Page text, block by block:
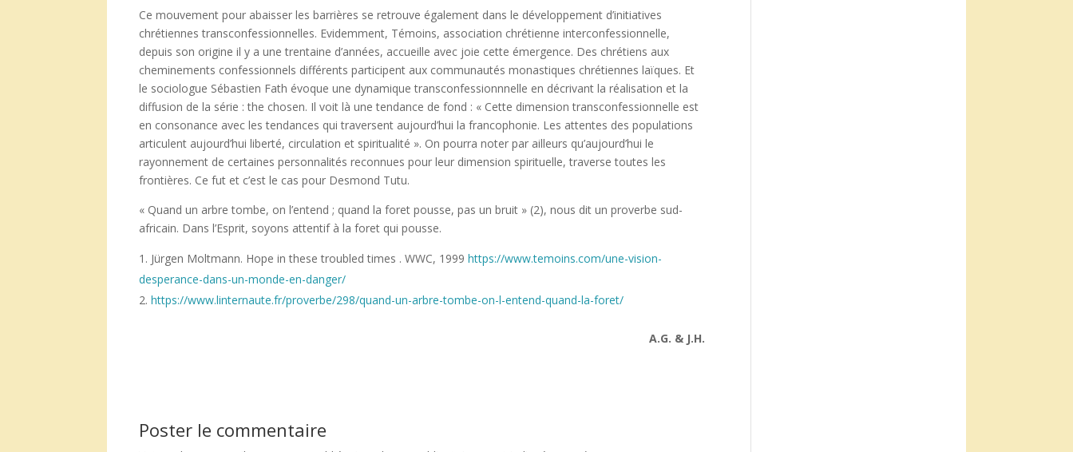
Ce mouvement pour abaisser les barrières se retrouve également dans le développement d’initiatives
chrétiennes transconfessionnelles. Evidemment, Témoins, association chrétienne interconfessionnelle,
depuis son origine il y a une trentaine d’années, accueille avec joie cette émergence. Des chrétiens aux
cheminements confessionnels différents participent aux communautés monastiques chrétiennes laïques. Et
le sociologue Sébastien Fath évoque une dynamique transconfessionnnelle en décrivant la réalisation et la
diffusion de la série : the chosen. Il voit là une tendance de fond : « Cette dimension transconfessionnelle est
en consonance avec les tendances qui traversent aujourd’hui la francophonie. Les attentes des populations
articulent aujourd’hui liberté, circulation et spiritualité ». On pourra noter par ailleurs qu’aujourd’hui le
rayonnement de certaines personnalités reconnues pour leur dimension spirituelle, traverse toutes les
frontières. Ce fut et c’est le cas pour Desmond Tutu.
« Quand un arbre tombe, on l’entend ; quand la foret pousse, pas un bruit » (2), nous dit un proverbe sud-
africain. Dans l’Esprit, soyons attentif à la foret qui pousse.
Jürgen Moltmann. Hope in these troubled times . WWC, 1999https://www.temoins.com/une-vision-
desperance-dans-un-monde-en-danger/
https://www.linternaute.fr/proverbe/298/quand-un-arbre-tombe-on-l-entend-quand-la-foret/
A.G. & J.H.
Poster le commentaire